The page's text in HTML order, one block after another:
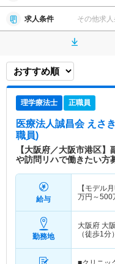
求人条件 その他求
理学療法士 正職員
医療法人誠昌会 えさ
職員)
【大阪府／大阪市港区
や訪問リハで働きたい方
給与
【モデル月
万円～500
勤務地
大阪府 大
（徒歩1分）